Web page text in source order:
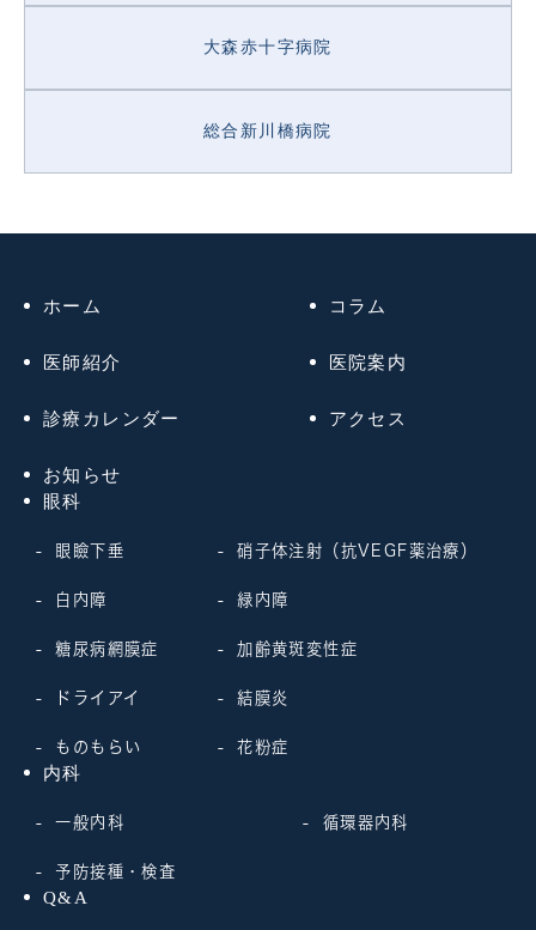
大森赤十字病院
総合新川橋病院
ホーム コラム
医師紹介 医院案内
診療カレンダー アクセス
お知らせ
眼科
眼瞼下垂 硝子体注射（抗VEGF薬治療）
白内障 緑内障
糖尿病網膜症 加齢黄斑変性症
ドライアイ 結膜炎
ものもらい 花粉症
内科
一般内科 循環器内科
予防接種・検査
Q&A